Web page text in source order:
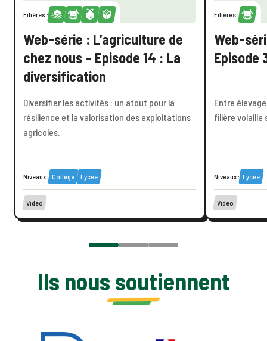
Filières :
Web-série : L’agriculture de
chez nous – Episode 14 : La
diversification
Diversifier les activités : un atout pour la
résilience et la valorisation des exploitations
agricoles.
Niveaux : Collège Lycée
Vidéo
Filières :
Web-
Episode
Entre
filière volaille
Niveaux : Lycée
Vidéo
Ils nous soutiennent